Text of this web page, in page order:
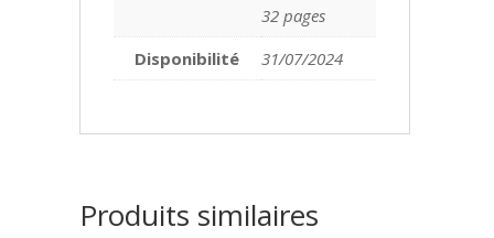
32 pages
Disponibilité
31/07/2024
Produits similaires